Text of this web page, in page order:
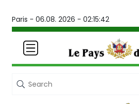
Paris - 06.08. 2026 - 02:15:42